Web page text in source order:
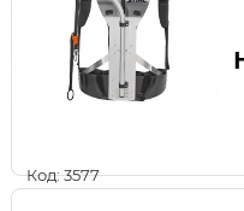
Код: 3577